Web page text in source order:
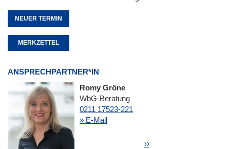
NEUER TERMIN
MERKZETTEL
ANSPRECHPARTNER*IN
Romy Gröne
WbG-Beratung
0211 17523-221
» E-Mail
SeitennummerierungNächste Seite
››